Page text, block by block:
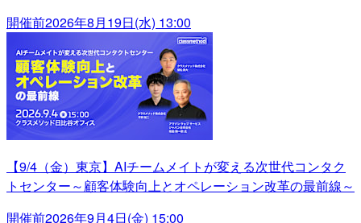
開催前2026年8月19日(水) 13:00
【9/4（金）東京】AIチームメイトが変える次世代コンタク
トセンター～顧客体験向上とオペレーション改革の最前線～
開催前2026年9月4日(金) 15:00